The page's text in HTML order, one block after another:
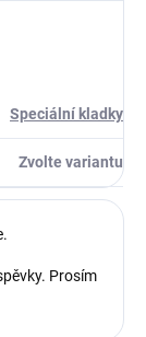
Speciální kladky
Zvolte variantu
Prosím